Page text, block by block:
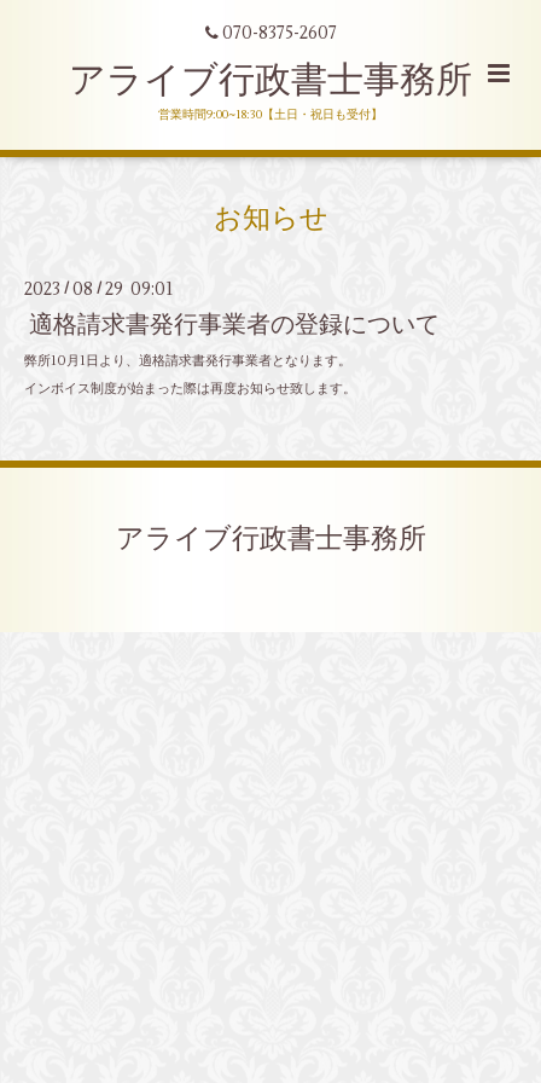
070-8375-2607
アライブ行政書士事務所
営業時間9:00~18:30【土日・祝日も受付】
お知らせ
2023 /08 / 29 09:01
適格請求書発行事業者の登録について
弊所10月1日より、適格請求書発行事業者となります。
インボイス制度が始まった際は再度お知らせ致します。
アライブ行政書士事務所